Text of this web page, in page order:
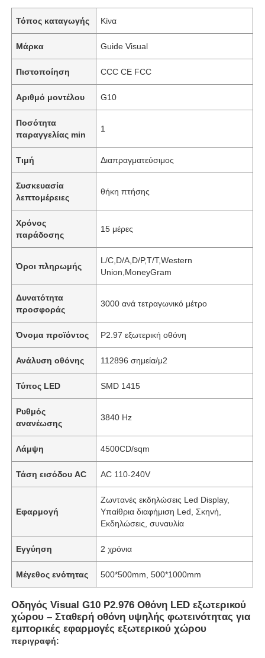
Τόπος καταγωγής Κίνα
Μάρκα Guide Visual
Πιστοποίηση CCC CE FCC
Αριθμό μοντέλου G10
Ποσότητα
παραγγελίας min
1
Τιμή Διαπραγματεύσιμος
Συσκευασία
λεπτομέρειες
θήκη πτήσης
Χρόνος
παράδοσης
15 μέρες
Όροι πληρωμής
L/C,D/A,D/P,T/T,Western
Union,MoneyGram
Δυνατότητα
προσφοράς
3000 ανά τετραγωνικό μέτρο
Όνομα προϊόντος P2.97 εξωτερική οθόνη
Ανάλυση οθόνης 112896 σημεία/μ2
Τύπος LED SMD 1415
Ρυθμός
ανανέωσης
3840 Hz
Λάμψη 4500CD/sqm
Τάση εισόδου AC AC 110-240V
Εφαρμογή
Ζωντανές εκδηλώσεις Led Display,
Υπαίθρια διαφήμιση Led, Σκηνή,
Εκδηλώσεις, συναυλία
Εγγύηση 2 χρόνια
Μέγεθος ενότητας 500*500mm, 500*1000mm
Οδηγός Visual G10 P2.976 Οθόνη LED εξωτερικού
χώρου – Σταθερή οθόνη υψηλής φωτεινότητας για
εμπορικές εφαρμογές εξωτερικού χώρου
περιγραφή: